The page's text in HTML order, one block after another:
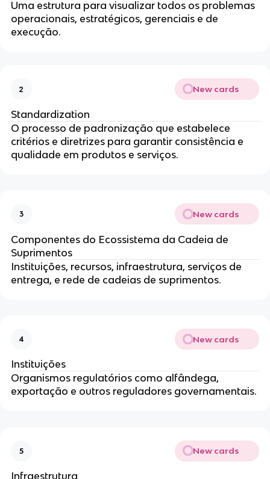
Uma estrutura para visualizar todos os problemas
operacionais, estratégicos, gerenciais e de
execução.
2 New cards
Standardization
O processo de padronização que estabelece
critérios e diretrizes para garantir consistência e
qualidade em produtos e serviços.
3 New cards
Componentes do Ecossistema da Cadeia de
Suprimentos
Instituições, recursos, infraestrutura, serviços de
entrega, e rede de cadeias de suprimentos.
4 New cards
Instituições
Organismos regulatórios como alfândega,
exportação e outros reguladores governamentais.
5 New cards
Infraestrutura